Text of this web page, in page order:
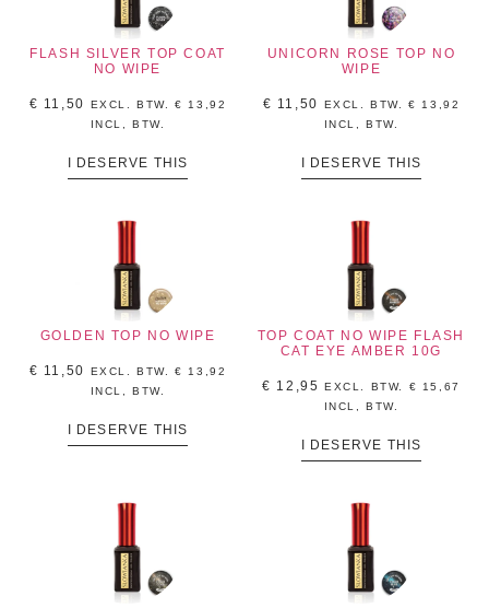
FLASH SILVER TOP COAT
NO WIPE
€ 11,50 EXCL. BTW.€
13,92
INCL, BTW.
I DESERVE THIS
UNICORN ROSE TOP NO
WIPE
€ 11,50 EXCL. BTW.€
13,92
INCL, BTW.
I DESERVE THIS
GOLDEN TOP NO WIPE
€ 11,50 EXCL. BTW.€
13,92
INCL, BTW.
I DESERVE THIS
TOP COAT NO WIPE FLASH
CAT EYE AMBER 10G
€ 12,95 EXCL. BTW. €
15,67
INCL, BTW.
I DESERVE THIS